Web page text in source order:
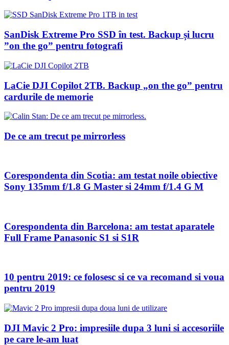
SanDisk Extreme Pro SSD în test. Backup și lucru
”on the go” pentru fotografi
LaCie DJI Copilot 2TB. Backup „on the go” pentru
cardurile de memorie
De ce am trecut pe mirrorless
Corespondenta din Scotia: am testat noile obiective
Sony 135mm f/1.8 G Master si 24mm f/1.4 G M
Corespondenta din Barcelona: am testat aparatele
Full Frame Panasonic S1 si S1R
10 pentru 2019: ce folosesc si ce va recomand si voua
pentru 2019
DJI Mavic 2 Pro: impresiile dupa 3 luni si accesoriile
pe care le-am luat